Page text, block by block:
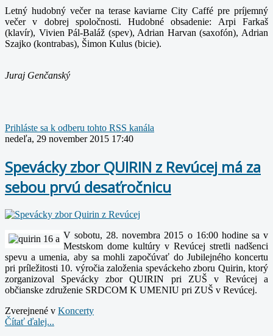
Letný hudobný večer na terase kaviarne City Caffé pre príjemný
večer v dobrej spoločnosti. Hudobné obsadenie: Arpi Farkaš
(klavír), Vivien Pál-Baláž (spev), Adrian Harvan (saxofón), Adrian
Szajko (kontrabas), Šimon Kulus (bicie).
Juraj Genčanský
Prihláste sa k odberu tohto RSS kanála
nedeľa, 29 november 2015 17:40
Spevácky zbor QUIRIN z Revúcej má za
sebou prvú desaťročnicu
V sobotu, 28. novembra 2015 o 16:00 hodine sa v
Mestskom dome kultúry v Revúcej stretli nadšenci
spevu a umenia, aby sa mohli započúvať do Jubilejného koncertu
pri príležitosti 10. výročia založenia speváckeho zboru Quirin, ktorý
zorganizoval Spevácky zbor QUIRIN pri ZUŠ v Revúcej a
občianske združenie SRDCOM K UMENIU pri ZUŠ v Revúcej.
Zverejnené v Koncerty
Čítať ďalej...